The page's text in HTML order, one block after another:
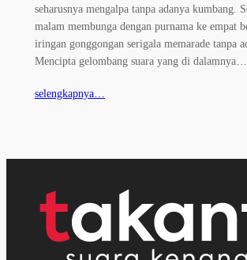
seharusnya mengalpa tanpa adanya kumbang.
malam membunga dengan purnama ke empat
iringan gonggongan serigala memarade tanpa
Mencipta gelombang suara yang di dalamnya…
selengkapnya…